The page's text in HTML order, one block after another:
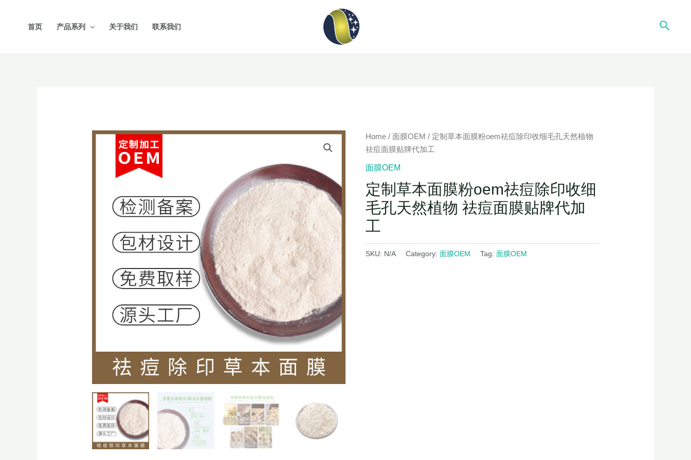
首页 产品系列 关于我们 联系我们
搜
Home / 面膜OEM / 定制草本面膜粉oem祛痘除印收细毛孔天然植物
祛痘面膜贴牌代加工
面膜OEM
定制草本面膜粉oem祛痘除印收细
毛孔天然植物 祛痘面膜贴牌代加
工
SKU: N/A Category:面膜OEM Tag:面膜OEM